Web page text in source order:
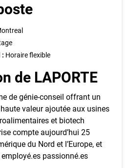
: Horaire flexible
de LAPORTE
de génie-conseil offrant un
valeur ajoutée aux usines
et biotech
compte aujourd’hui 25
du Nord et l’Europe, et
passionné.es